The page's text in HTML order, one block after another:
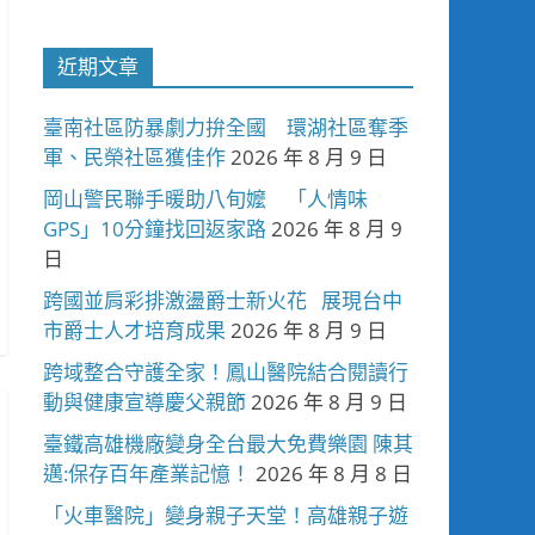
近期文章
臺南社區防暴劇力拚全國 環湖社區奪季
軍、民榮社區獲佳作2026 年 8 月 9 日
岡山警民聯手暖助八旬嬤 「人情味
GPS」10分鐘找回返家路2026 年 8 月 9
日
跨國並肩彩排激盪爵士新火花 展現台中
市爵士人才培育成果 2026 年 8 月 9 日
跨域整合守護全家！鳳山醫院結合閱讀行
動與健康宣導慶父親節2026 年 8 月 9 日
臺鐵高雄機廠變身全台最大免費樂園 陳其
邁:保存百年產業記憶！ 2026 年 8 月 8 日
「火車醫院」變身親子天堂！高雄親子遊